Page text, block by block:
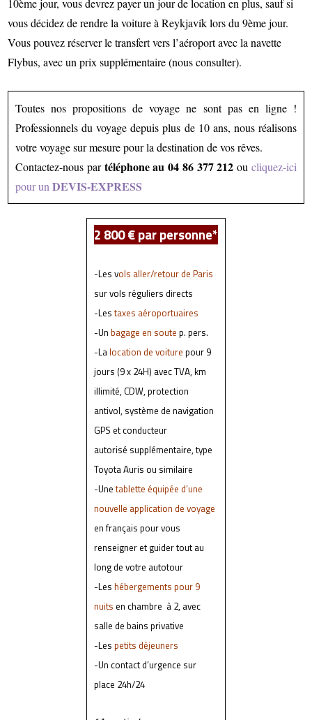
10ème jour, vous devrez payer un jour de location en plus, sauf si
vous décidez de rendre la voiture à Reykjavík lors du 9ème jour.
Vous pouvez réserver le transfert vers l’aéroport avec la navette
Flybus, avec un prix supplémentaire (nous consulter).
Toutes nos propositions de voyage ne sont pas en ligne !
Professionnels du voyage depuis plus de 10 ans, nous réalisons
votre voyage sur mesure pour la destination de vos rêves.
Contactez-nous partéléphone au 04 86 377 212 ou cliquez-ici
pour unDEVIS-EXPRESS
2 800 € par personne*
-Les vols aller/retour de Paris
sur vols réguliers directs
-Les taxes aéroportuaires
-Un bagage en soute p. pers.
-Lalocation de voiture pour 9
jours (9 x 24H) avec TVA, km
illimité, CDW, protection
antivol, système de navigation
GPS et conducteur
autorisé supplémentaire, type
Toyota Auris ou similaire
-Une tablette équipée d’une
nouvelle application de voyage
en français pour vous
renseigner et guider tout au
long de votre autotour
-Les hébergements pour 9
nuits en chambre à 2, avec
salle de bains privative
-Les petits déjeuners
-Un contact d’urgence sur
place 24h/24